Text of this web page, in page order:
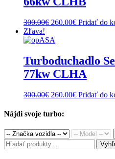
300.00€ Original
was:
260.00€Current
Pridať do
Zľava!
Turboduchadlo
77kw CLHA
300.00€ Original
was:
260.00€Current
Pridať do
Nájdi svoje turbo:
Hľadať: